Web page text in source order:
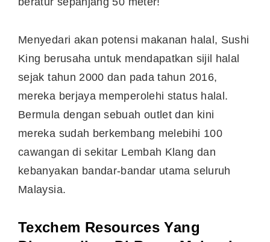
Menyedari akan potensi makanan halal, Sushi
King berusaha untuk mendapatkan sijil halal
sejak tahun 2000 dan pada tahun 2016,
mereka berjaya memperolehi status halal.
Bermula dengan sebuah outlet dan kini
mereka sudah berkembang melebihi 100
cawangan di sekitar Lembah Klang dan
kebanyakan bandar-bandar utama seluruh
Malaysia.
Texchem Resources Yang